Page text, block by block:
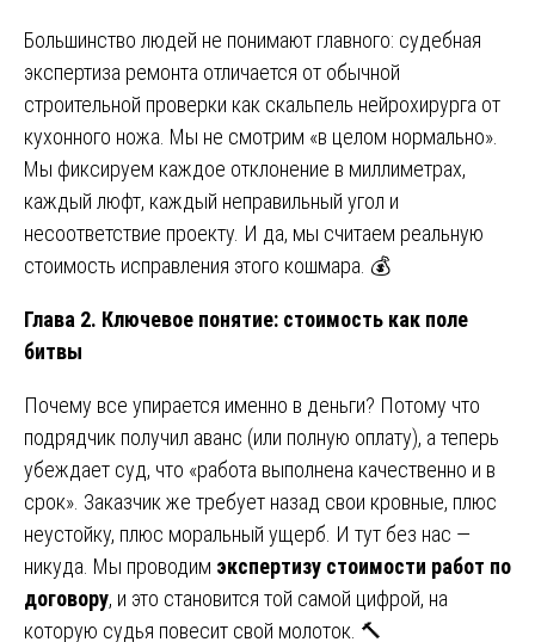
Большинство людей не понимают главного: судебная
экспертиза ремонта отличается от обычной
строительной проверки как скальпель нейрохирурга от
кухонного ножа. Мы не смотрим «в целом нормально».
Мы фиксируем каждое отклонение в миллиметрах,
каждый люфт, каждый неправильный угол и
несоответствие проекту. И да, мы считаем реальную
стоимость исправления этого кошмара. 💰
Глава 2. Ключевое понятие: стоимость как поле
битвы
Почему все упирается именно в деньги? Потому что
подрядчик получил аванс (или полную оплату), а теперь
убеждает суд, что «работа выполнена качественно и в
срок». Заказчик же требует назад свои кровные, плюс
неустойку, плюс моральный ущерб. И тут без нас —
никуда. Мы проводим экспертизу стоимости работ по
договору, и это становится той самой цифрой, на
которую судья повесит свой молоток. 🔨